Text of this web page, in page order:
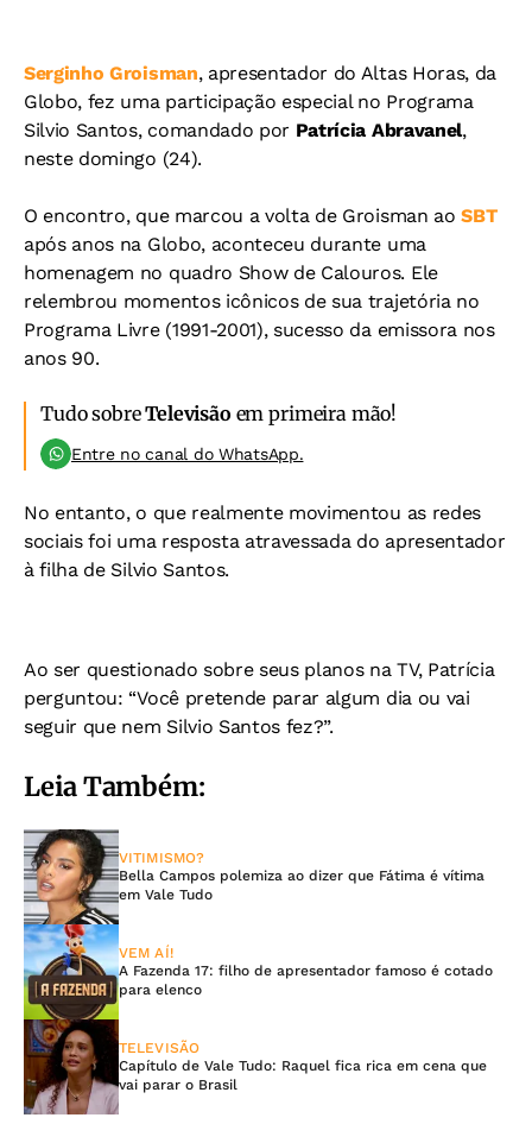
Serginho Groisman, apresentador do Altas Horas, da
Globo, fez uma participação especial no Programa
Silvio Santos, comandado por Patrícia Abravanel,
neste domingo (24).
O encontro, que marcou a volta de Groisman aoSBT
após anos na Globo, aconteceu durante uma
homenagem no quadro Show de Calouros. Ele
relembrou momentos icônicos de sua trajetória no
Programa Livre (1991-2001), sucesso da emissora nos
anos 90.
Tudo sobreTelevisão em primeira mão!
Entre no canal do WhatsApp.
No entanto, o que realmente movimentou as redes
sociais foi uma resposta atravessada do apresentador
à filha de Silvio Santos.
Ao ser questionado sobre seus planos na TV, Patrícia
perguntou: “Você pretende parar algum dia ou vai
seguir que nem Silvio Santos fez?”.
Leia Também:
VITIMISMO?
Bella Campos polemiza ao dizer que Fátima é vítima
em Vale Tudo
VEM AÍ!
A Fazenda 17: filho de apresentador famoso é cotado
para elenco
TELEVISÃO
Capítulo de Vale Tudo: Raquel fica rica em cena que
vai parar o Brasil